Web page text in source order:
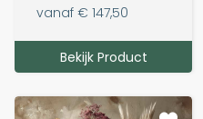
vanaf € 147,50
Bekijk Product